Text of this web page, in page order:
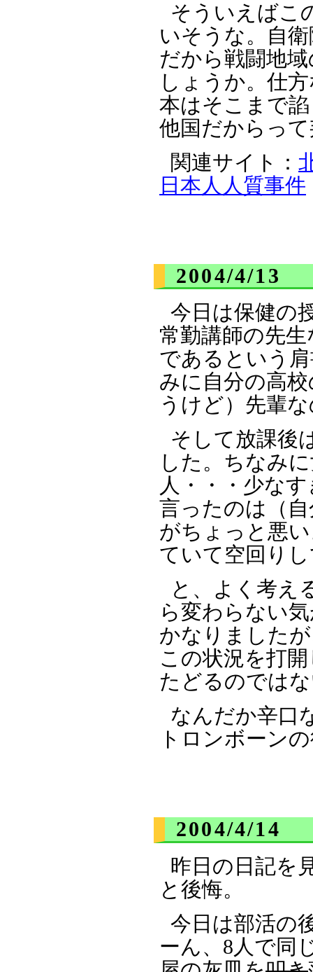
そういえばこ
いそうな。自
だから戦闘地
しょうか。仕
本はそこまで
他国だからっ
関連サイト：
日本人人質事件
2004/4/13
今日は保健の
常勤講師の先
であるという
みに自分の高
うけど）先輩
そして放課後
した。ちなみ
人・・・少な
言ったのは（
がちょっと悪
ていて空回り
と、よく考え
ら変わらない
かなりました
この状況を打
たどるのでは
なんだか辛口
トロンボーン
2004/4/14
昨日の日記を
と後悔。
今日は部活の
ーん、8人で同